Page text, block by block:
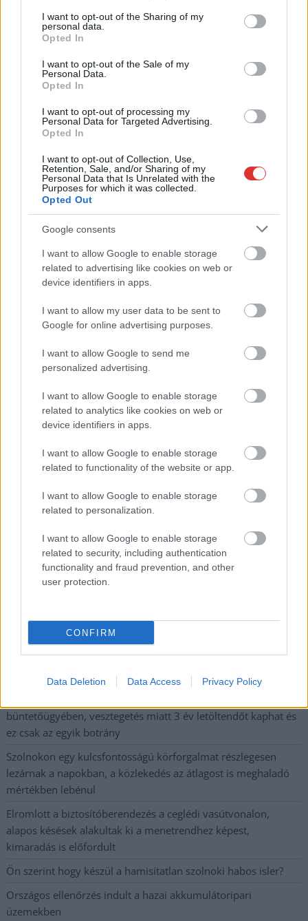
not limited to your visit or usage behaviour. You may click to
grant or deny consent to Google and its third-party tags to
use your data for below specified purposes in below Google
consent section.
I want to opt-out of the Sharing of my
personal data.
Opted In
I want to opt-out of the Sale of my
Personal Data.
Opted In
I want to opt-out of processing my
Personal Data for Targeted Advertising.
Opted In
I want to opt-out of Collection, Use,
Retention, Sale, and/or Sharing of my
Personal Data that Is Unrelated with the
Purposes for which it was collected.
Opted Out
Google consents
I want to allow Google to enable storage
related to advertising like cookies on web or
device identifiers in apps.
I want to allow my user data to be sent to
Google for online advertising purposes.
I want to allow Google to send me
personalized advertising.
I want to allow Google to enable storage
related to analytics like cookies on web or
device identifiers in apps.
I want to allow Google to enable storage
related to functionality of the website or app.
I want to allow Google to enable storage
related to personalization.
I want to allow Google to enable storage
related to security, including authentication
functionality and fraud prevention, and other
user protection.
CONFIRM
Data Deletion Data Access Privacy Policy
Csendélet 5.0: alig balesetveszélyes lépcső és
remek állapotban levő buszmegálló mutatja, hogy
Szolnok mennyire élhető város
Ha csak ezeket a képeket látnánk, azt gondolnánk, hogy az
egyik leglepusztultabb balkáni vidéken járunk, de...
Hírlevél feliratkozás
Adja meg keresztnevét:
Adja
meg e-mail címét:
Nem szeretne lemaradni semmiről? Csak egy kattintás, és hírlevelünk a
legfrissebb információkkal és exkluzív tartalmakkal hétről hétre
postaládájába érkezik!
A SZOL24 legfrissebb 24 cikke
Problémák egész Jász-Nagykun-Szolnok megyében: egyre
több otthoni kútból fogy ki a víz
büntetőügyében, vesztegetés miatt 3 év letöltendőt kaphat és
ez csak az egyik botrány
Szolnokon egy kulcsfontosságú körforgalmat részlegesen
lezárnak a napokban, a közlekedés az átlagost is meghaladó
mértékben lebénul
Elromlott a biztosítóberendezés a ceglédi vasútvonalon,
alapos késések alakultak ki a menetrendhez képest,
kimaradás is előfordult
Ön szerint hogy készül a hamisítatlan szolnoki habos isler?
Országos ellenőrzés indult a hazai akkumulátoripari
üzemekben